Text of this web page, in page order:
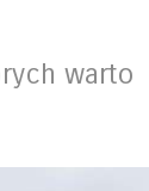
warto